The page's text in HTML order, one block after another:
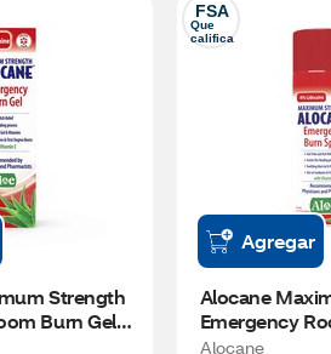
Strength
Burn Gel,
FSA
Que
califica
Agregar
Alocane
Emergency
Spray, 3.5 FL OZ
Alocane